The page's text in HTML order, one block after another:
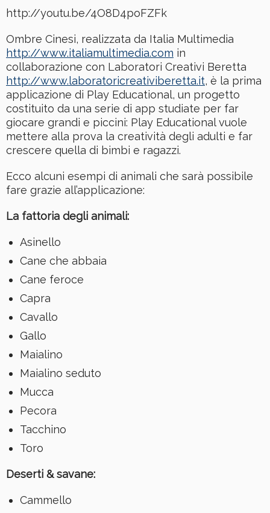
http://youtu.be/4O8D4poFZFk
Ombre Cinesi, realizzata da Italia Multimedia
http://www.italiamultimedia.com in
collaborazione con Laboratori Creativi Beretta
http://www.laboratoricreativiberetta.it, è la prima
applicazione di Play Educational, un progetto
costituito da una serie di app studiate per far
giocare grandi e piccini: Play Educational vuole
mettere alla prova la creatività degli adulti e far
crescere quella di bimbi e ragazzi.
Ecco alcuni esempi di animali che sarà possibile
fare grazie all’applicazione:
La fattoria degli animali:
Asinello
Cane che abbaia
Cane feroce
Capra
Cavallo
Gallo
Maialino
Maialino seduto
Mucca
Pecora
Tacchino
Toro
Deserti & savane:
Cammello